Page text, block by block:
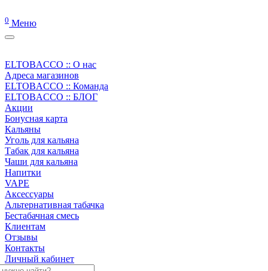
0 Меню
ELTOBACCO :: О нас
Адреса магазинов
ELTOBACCO :: Команда
ELTOBACCO :: БЛОГ
Акции
Бонусная карта
Кальяны
Уголь для кальяна
Табак для кальяна
Чаши для кальяна
Напитки
VAPE
Аксессуары
Альтернативная табачка
Бестабачная смесь
Клиентам
Отзывы
Контакты
Личный кабинет